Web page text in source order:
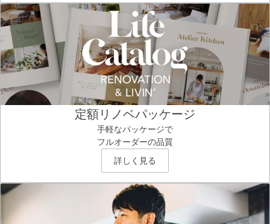
定額リノベパッケージ
手軽なパッケージで
フルオーダーの品質
詳しく見る